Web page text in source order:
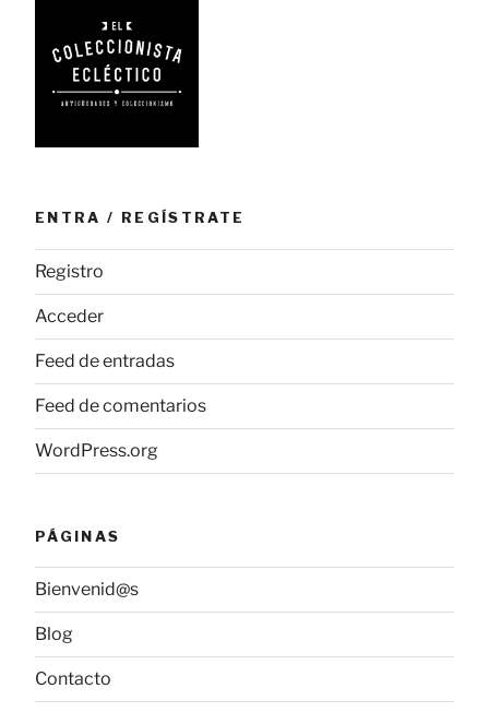
ENTRA / REGÍSTRATE
Registro
Acceder
Feed de entradas
Feed de comentarios
WordPress.org
PÁGINAS
Bienvenid@s
Blog
Contacto